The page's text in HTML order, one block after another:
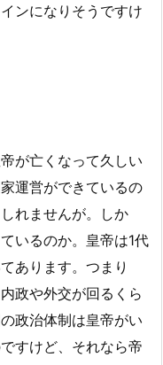
ンになりそうですけ
が亡くなって久しい
運営ができているの
れませんが。しか
いるのか。皇帝は1代
あります。つまり
政や外交が回るくら
政治体制は皇帝がい
すけど、それなら帝